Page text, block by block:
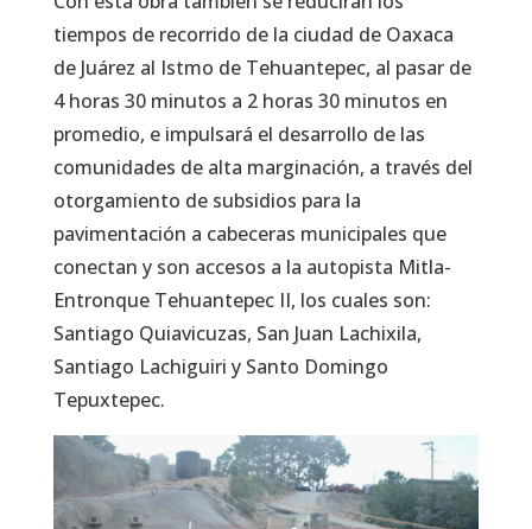
tiempos de recorrido de la ciudad de Oaxaca
de Juárez al Istmo de Tehuantepec, al pasar de
4 horas 30 minutos a 2 horas 30 minutos en
promedio, e impulsará el desarrollo de las
comunidades de alta marginación, a través del
otorgamiento de subsidios para la
pavimentación a cabeceras municipales que
conectan y son accesos a la autopista Mitla-
Entronque Tehuantepec II, los cuales son:
Santiago Quiavicuzas, San Juan Lachixila,
Santiago Lachiguiri y Santo Domingo
Tepuxtepec.